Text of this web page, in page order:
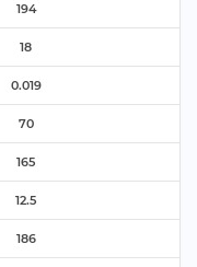
194
18
0.019
70
165
12.5
186